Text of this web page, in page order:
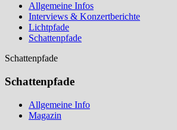
Allgemeine Infos
Interviews & Konzertberichte
Lichtpfade
Schattenpfade
Schattenpfade
Schattenpfade
Allgemeine Info
Magazin